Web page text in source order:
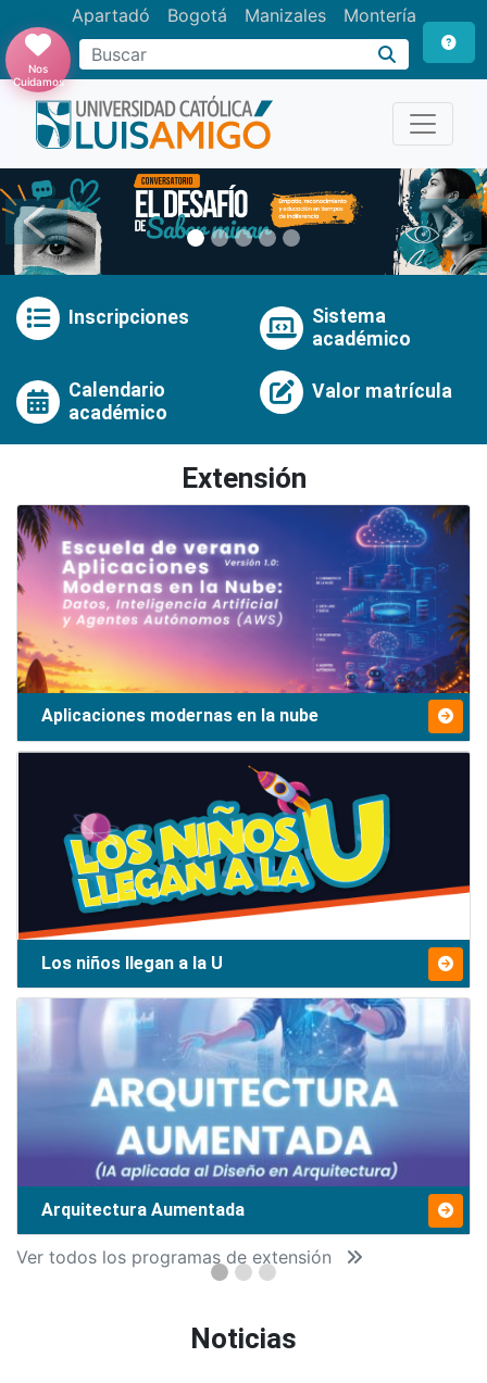
Apartadó Bogotá Manizales Montería
Buscar
Nos
Cuidamos
Anterior
Inscripciones
Sistema
académico
Calendario
académico
Valor matrícula
Extensión
Aplicaciones modernas en la nube
Los niños llegan a la U
Arquitectura Aumentada
Ver todos los programas de extensión
Noticias